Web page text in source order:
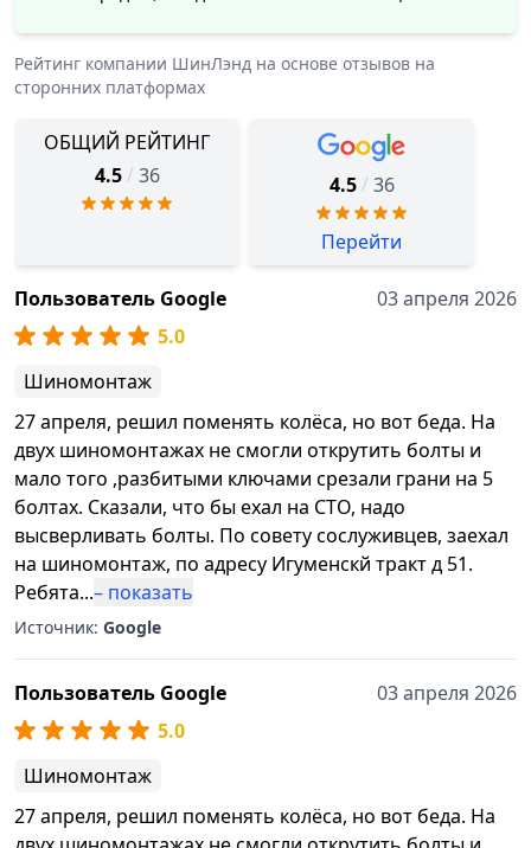
Рейтинг компании ШинЛэнд на основе отзывов на
сторонних платформах
ОБЩИЙ РЕЙТИНГ
4.5 / 36 4.5 / 36
Перейти
Пользователь Google
03 апреля 2026
5.0
Шиномонтаж
27 апреля, решил поменять колёса, но вот беда. На
двух шиномонтажах не смогли открутить болты и
мало того ,разбитыми ключами срезали грани на 5
болтах. Сказали, что бы ехал на СТО, надо
высверливать болты. По совету сослуживцев, заехал
на шиномонтаж, по адресу Игуменскй тракт д 51.
Ребята...– показать
Источник: Google
Пользователь Google
03 апреля 2026
5.0
Шиномонтаж
27 апреля, решил поменять колёса, но вот беда. На